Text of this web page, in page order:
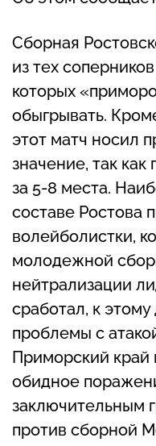
Сборная
из тех
которых
обыгрывать.
этот матч носил
значение, так
за 5-8 места.
составе Ростова
волейболистки,
молодежной
нейтрализации
сработал, к
проблемы с
Приморский край
обидное
заключительным
против сборной